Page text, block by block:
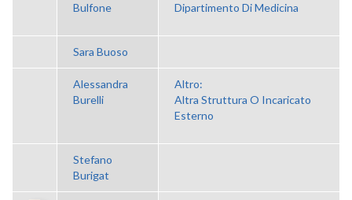
Bulfone
Dipartimento Di Medicina
Sara Buoso
Alessandra
Burelli
Altro:
Altra Struttura O Incaricato
Esterno
Stefano
Burigat